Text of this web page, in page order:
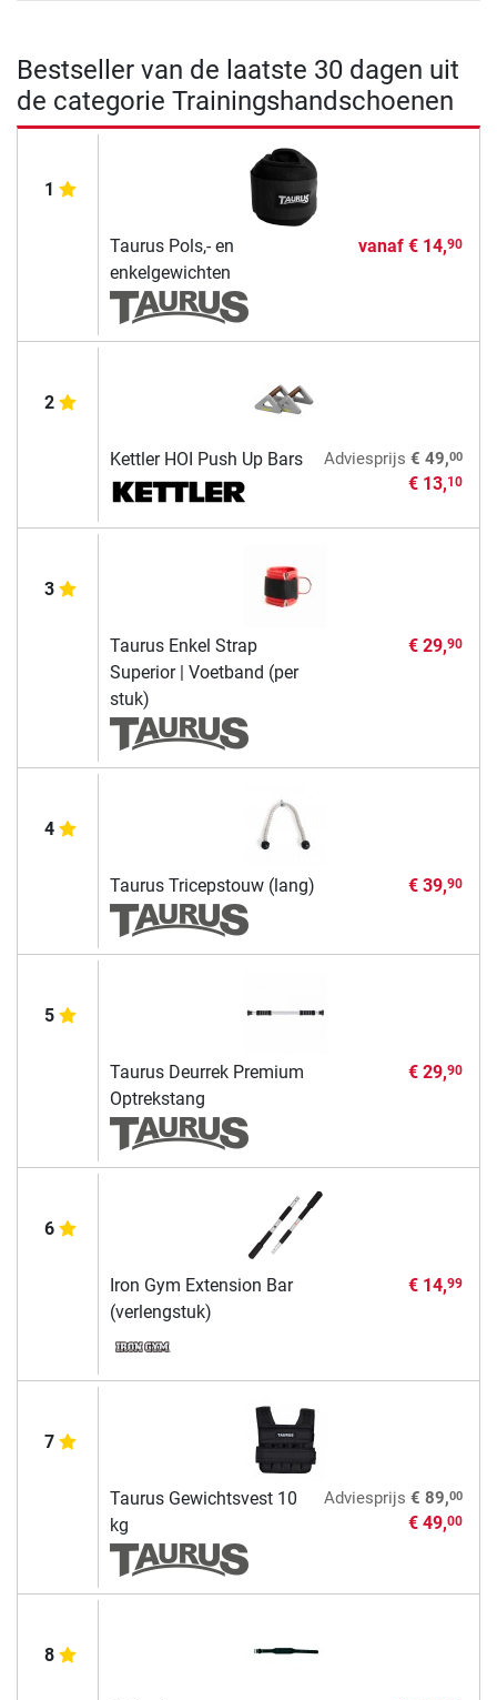
Bestseller van de laatste 30 dagen uit
de categorie Trainingshandschoenen
1
Taurus Pols,- en
enkelgewichten
vanaf € 14,90
2
Kettler HOI Push Up Bars Adviesprijs € 49,00
€ 13,10
3
Taurus Enkel Strap
Superior | Voetband (per
stuk)
€ 29,90
4
Taurus Tricepstouw (lang) € 39,90
5
Taurus Deurrek Premium
Optrekstang
€ 29,90
6
Iron Gym Extension Bar
(verlengstuk)
€ 14,99
7
Taurus Gewichtsvest 10
kg
Adviesprijs € 89,00
€ 49,00
8